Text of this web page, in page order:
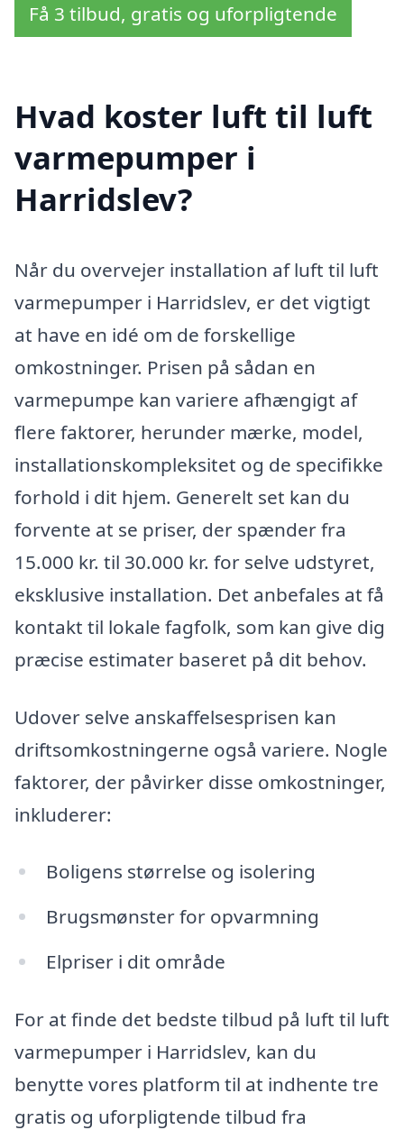
Få 3 tilbud, gratis og uforpligtende
Hvad koster luft til luft
varmepumper i
Harridslev?
Når du overvejer installation af luft til luft
varmepumper i Harridslev, er det vigtigt
at have en idé om de forskellige
omkostninger. Prisen på sådan en
varmepumpe kan variere afhængigt af
flere faktorer, herunder mærke, model,
installationskompleksitet og de specifikke
forhold i dit hjem. Generelt set kan du
forvente at se priser, der spænder fra
15.000 kr. til 30.000 kr. for selve udstyret,
eksklusive installation. Det anbefales at få
kontakt til lokale fagfolk, som kan give dig
præcise estimater baseret på dit behov.
Udover selve anskaffelsesprisen kan
driftsomkostningerne også variere. Nogle
faktorer, der påvirker disse omkostninger,
inkluderer:
Boligens størrelse og isolering
Brugsmønster for opvarmning
Elpriser i dit område
For at finde det bedste tilbud på luft til luft
varmepumper i Harridslev, kan du
benytte vores platform til at indhente tre
gratis og uforpligtende tilbud fra